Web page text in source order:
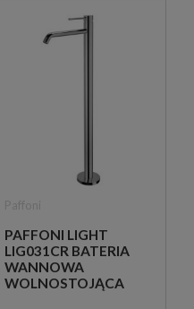
PAFFONI LIGHT
LIG031CR BATERIA
WANNOWA
WOLNOSTOJĄCA